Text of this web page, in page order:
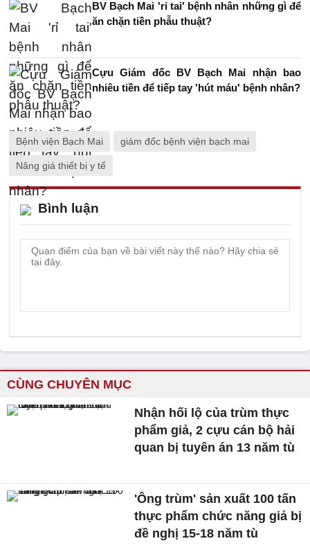
BV Bạch Mai 'rỉ tai' bệnh nhân những gì để
ăn chặn tiền phẫu thuật?
Cựu Giám đốc BV Bạch Mai nhận bao
nhiêu tiền để tiếp tay 'hút máu' bệnh nhân?
Bệnh viện Bạch Mai giám đốc bệnh viện bạch mai
Nâng giá thiết bị y tế
Bình luận
CÙNG CHUYÊN MỤC
Nhận hối lộ của trùm thực
phẩm giả, 2 cựu cán bộ hải
quan bị tuyên án 13 năm tù
'Ông trùm' sản xuất 100 tấn
thực phẩm chức năng giả bị
đề nghị 15-18 năm tù